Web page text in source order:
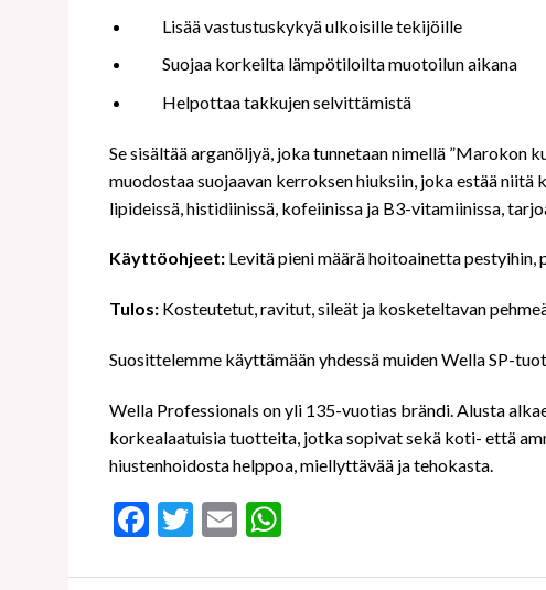
Lisää vastustuskykyä ulkoisille tekijöille
Suojaa korkeilta lämpötiloilta muotoilun aikana
Helpottaa takkujen selvittämistä
Se sisältää arganöljyä, joka tunnetaan nimellä ”Marokon
muodostaa suojaavan kerroksen hiuksiin, joka estää
lipideissä, histidiinissä, kofeiinissa ja B3-vitamiinissa,
Käyttöohjeet:Levitä pieni määrä hoitoainetta pestyihin,
Tulos: Kosteutetut, ravitut, sileät ja kosketeltavan
Suosittelemme käyttämään yhdessä muiden Wella SP-
Wella Professionals on yli 135-vuotias brändi. Alusta
korkealaatuisia tuotteita, jotka sopivat sekä koti- että
hiustenhoidosta helppoa, miellyttävää ja tehokasta.
Facebook
Twitter
EmailWhatsApp